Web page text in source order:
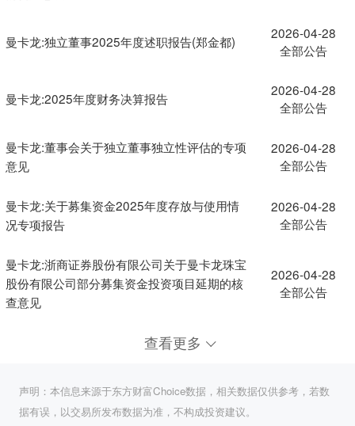
曼卡龙:独立董事2025年度述职报告(郑金都)
2026-04-28
全部公告
曼卡龙:2025年度财务决算报告
2026-04-28
全部公告
曼卡龙:董事会关于独立董事独立性评估的专项
意见
2026-04-28
全部公告
曼卡龙:关于募集资金2025年度存放与使用情
况专项报告
2026-04-28
全部公告
曼卡龙:浙商证券股份有限公司关于曼卡龙珠宝
股份有限公司部分募集资金投资项目延期的核
查意见
2026-04-28
全部公告
查看更多
声明：本信息来源于东方财富Choice数据，相关数据仅供参考，若数
据有误，以交易所发布数据为准，不构成投资建议。